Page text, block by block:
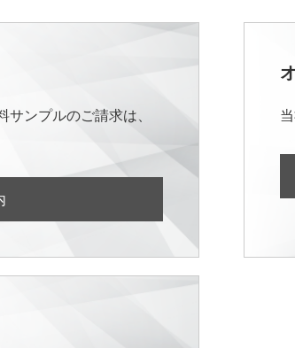
ンプルのご請求は、